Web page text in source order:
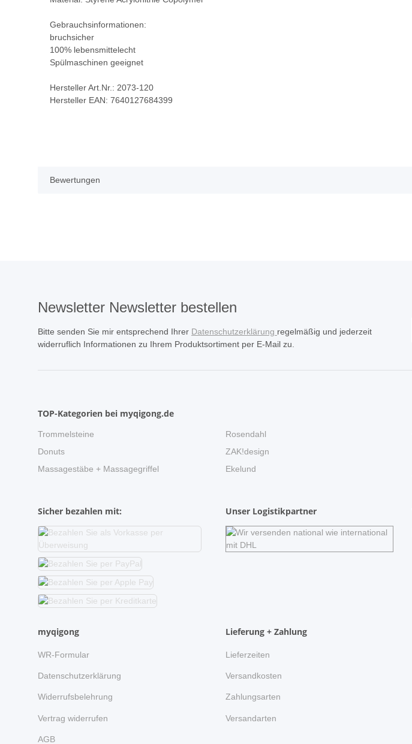
Gebrauchsinformationen:
bruchsicher
100% lebensmittelecht
Spülmaschinen geeignet
Hersteller Art.Nr.: 2073-120
Hersteller EAN: 7640127684399
Bewertungen
Newsletter Newsletter bestellen
Bitte senden Sie mir entsprechend Ihrer Datenschutzerklärung regelmäßig und jederzeit
widerruflich Informationen zu Ihrem Produktsortiment per E-Mail zu.
TOP-Kategorien bei myqigong.de
Trommelsteine
Donuts
Massagestäbe + Massagegriffel
Rosendahl
ZAK!design
Ekelund
Sicher bezahlen mit: Unser Logistikpartner
myqigong
WR-Formular
Datenschutzerklärung
Widerrufsbelehrung
Vertrag widerrufen
AGB
Lieferung + Zahlung
Lieferzeiten
Versandkosten
Zahlungsarten
Versandarten